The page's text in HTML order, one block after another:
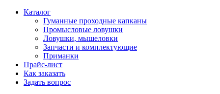
Каталог
Гуманные проходные капканы
Промысловые ловушки
Ловушки, мышеловки
Запчасти и комплектующие
Приманки
Прайс-лист
Как заказать
Задать вопрос